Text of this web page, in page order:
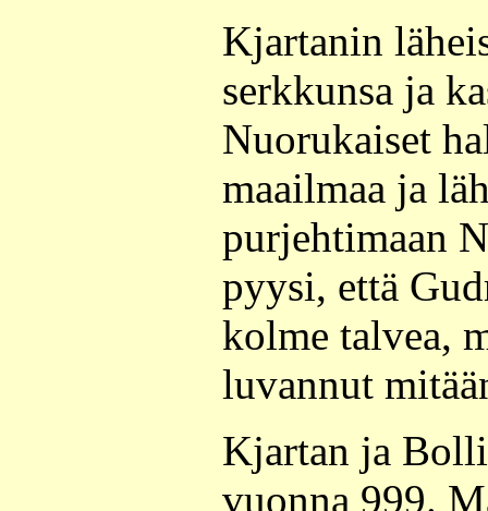
Kjartanin
serkkunsa ja
Nuorukaiset
maailmaa ja
purjehtimaan
pyysi, että
kolme talvea,
luvannut
Kjartan ja
vuonna 999.